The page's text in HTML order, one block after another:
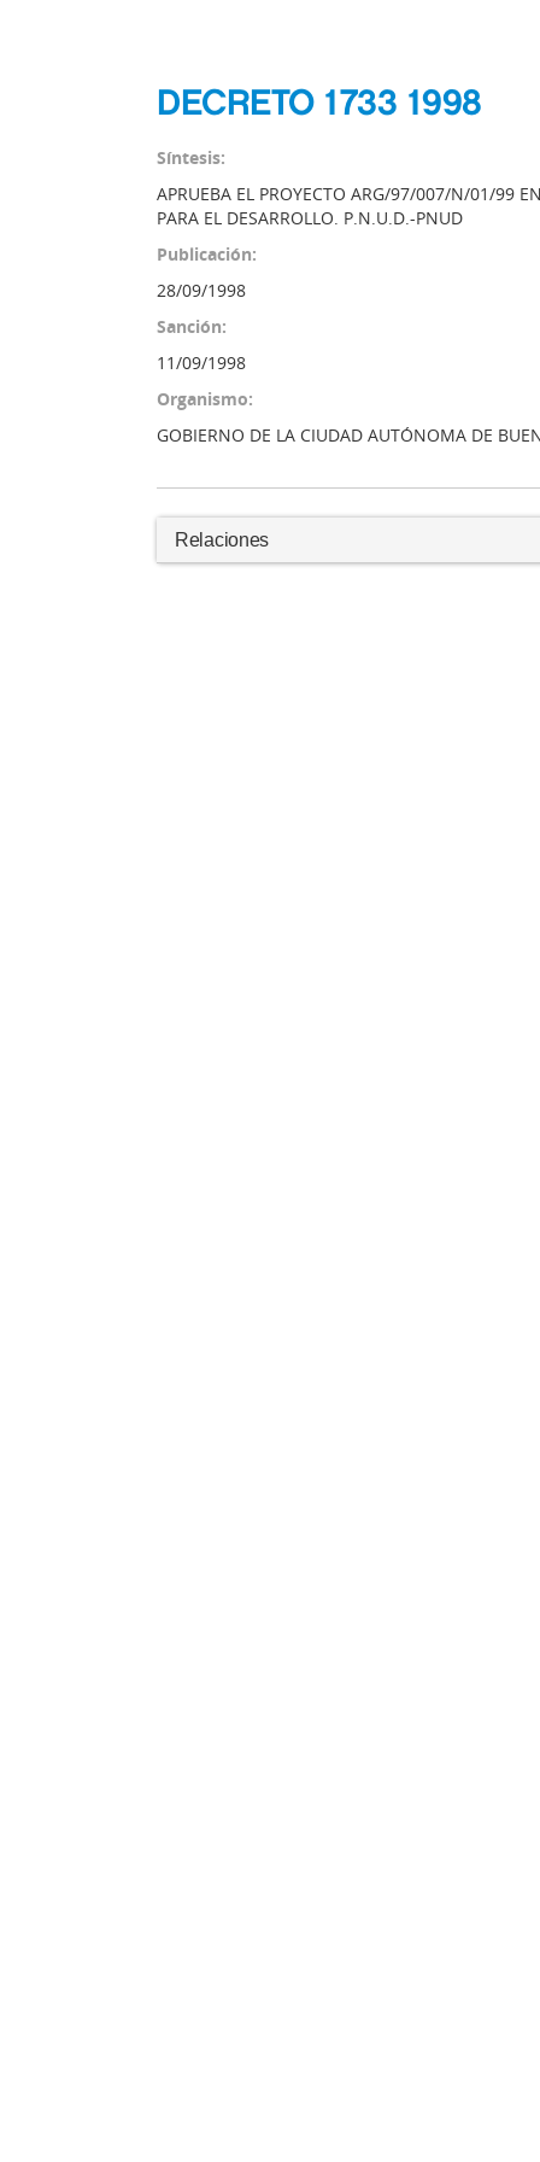
DECRETO 1733 1998
Síntesis:
APRUEBA EL PROYECTO ARG/97/007/N/01/99
PARA EL DESARROLLO. P.N.U.D.-PNUD
Publicación:
28/09/1998
Sanción:
11/09/1998
Organismo:
GOBIERNO DE LA CIUDAD AUTÓNOMA DE
Relaciones